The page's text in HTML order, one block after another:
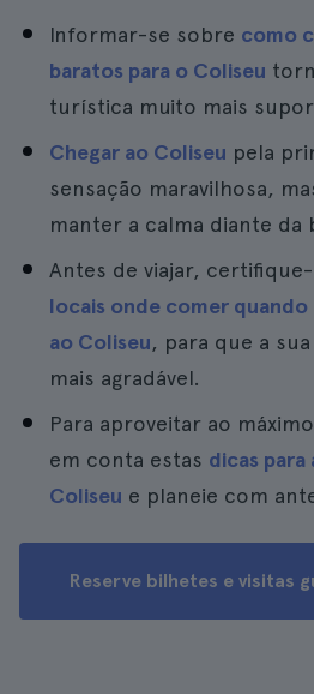
Informar-se sobre como
baratos para o Coliseu
turística muito mais
Chegar ao Coliseu pela
sensação maravilhosa,
manter a calma diante da
Antes de viajar,
locais onde comer quando
ao Coliseu, para que a
mais agradável.
Para aproveitar ao
em conta estas dicas para
Coliseu e planeie com
Reserve bilhetes e visitas